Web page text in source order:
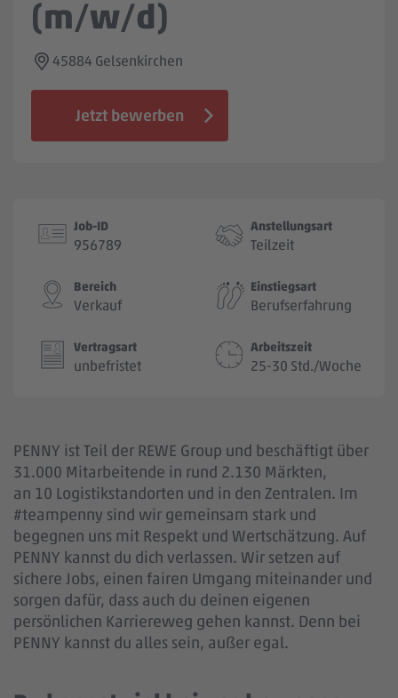
(m/w/d)
45884 Gelsenkirchen
Jetzt bewerben
Job-ID
956789
Anstellungsart
Teilzeit
Bereich
Verkauf
Einstiegsart
Berufserfahrung
Vertragsart
unbefristet
Arbeitszeit
25-30 Std./Woche
PENNY ist Teil der REWE Group und beschäftigt über
31.000 Mitarbeitende in rund 2.130 Märkten,
an 10 Logistikstandorten und in den Zentralen. Im
#teampenny sind wir gemeinsam stark und
begegnen uns mit Respekt und Wertschätzung. Auf
PENNY kannst du dich verlassen. Wir setzen auf
sichere Jobs, einen fairen Umgang miteinander und
sorgen dafür, dass auch du deinen eigenen
persönlichen Karriereweg gehen kannst. Denn bei
PENNY kannst du alles sein, außer egal.